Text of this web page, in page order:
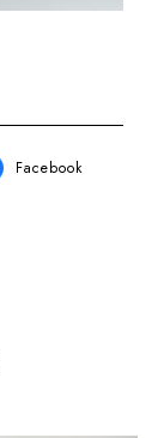
Facebook